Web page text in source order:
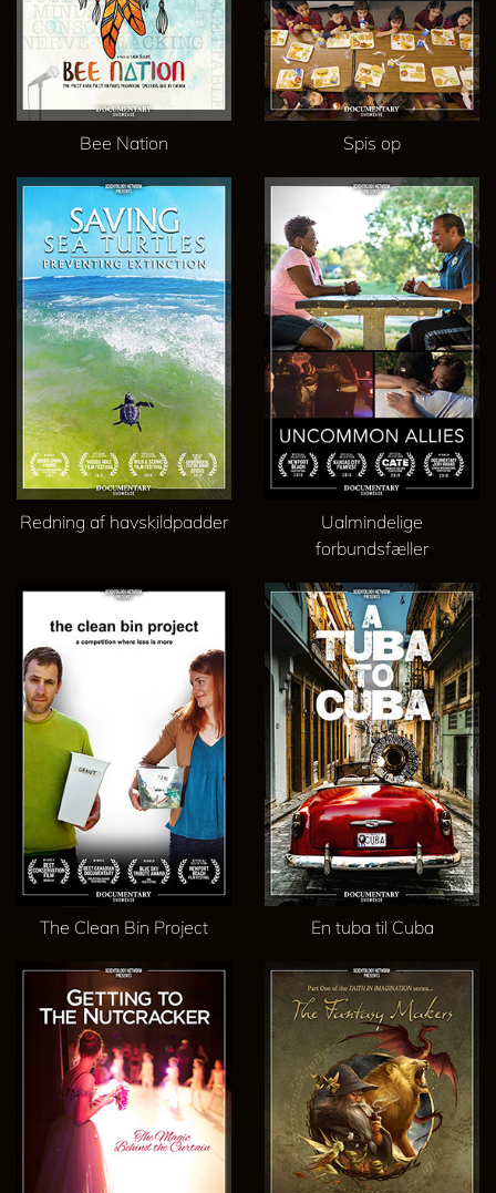
Bee Nation Spis op
Redning af havskildpadder
Ualmindelige
forbundsfæller
The Clean Bin Project En tuba til Cuba